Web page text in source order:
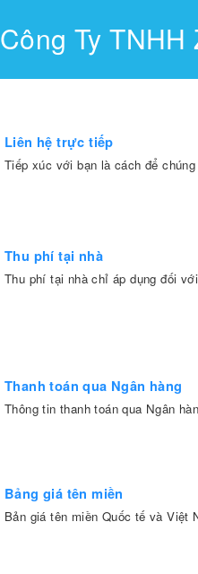
Công Ty TNHH
Liên hệ trực tiếp
Tiếp xúc với bạn là cách để
Thu phí tại nhà
Thu phí tại nhà chỉ áp dụng đối
Thanh toán qua Ngân hàng
Thông tin thanh toán qua Ngân
Bảng giá tên miền
Bản giá tên miền Quốc tế và Việt